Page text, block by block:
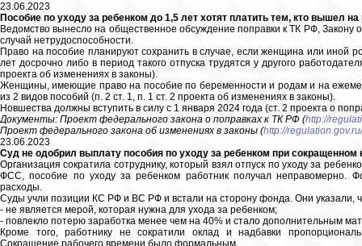
23.06.2023
Пособие по уходу за ребенком до 1,5 лет хотят платить тем, кто вышел
Ведомство вынесло на общественное обсуждение поправки к ТК РФ, Закону
случай нетрудоспособности.
Право на пособие планируют сохранить в случае, если женщина или иной
лет досрочно либо в период такого отпуска трудятся у другого
проекта об изменениях в законы).
Женщины, имеющие право на пособие по беременности и родам и на
из 2 видов пособий (п. 2 ст. 1, п. 1 ст. 2 проекта об изменениях в законы).
Новшества должны вступить в силу с 1 января 2024 года (ст. 2 проекта о
Документы: Проект федерального закона о поправках к ТК РФ (http://
Проект федерального закона об изменениях в законы (http://
23.06.2023
Суд не одобрил выплату пособия по уходу за ребенком при сокращенном
Организация сократила сотруднику, который взял отпуск по уходу за
ФСС, пособие по уходу за ребенком работник получал неправомерно.
расходы.
Суды учли позиции КС РФ и ВС РФ и встали на сторону фонда. Они указали,
- не является мерой, которая нужна для ухода за ребенком;
- повлекло потерю заработка менее чем на 40% и стало дополнительным
Кроме того, работнику не сократили оклад и надбавки
Сокращение рабочего времени было формальным.